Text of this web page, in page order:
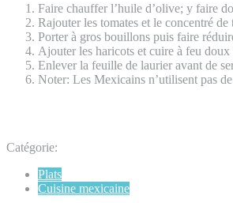
Faire chauffer l’huile d’olive; y faire
Rajouter les tomates et le concentré
Porter à gros bouillons puis faire
Ajouter les haricots et cuire à feu
Enlever la feuille de laurier avant de
Noter: Les Mexicains n’utilisent pas
Catégorie:
Plats
Cuisine mexicaine